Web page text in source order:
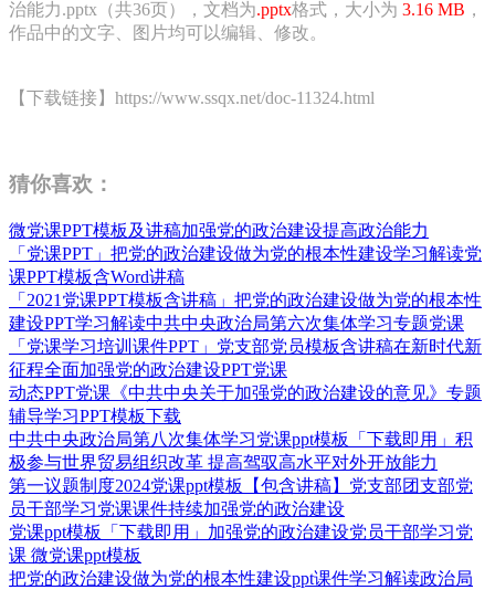
治能力.pptx（共36页），文档为.pptx格式，大小为 3.16 MB ，
作品中的文字、图片均可以编辑、修改。
【下载链接】https://www.ssqx.net/doc-11324.html
猜你喜欢：
微党课PPT模板及讲稿加强党的政治建设提高政治能力
「党课PPT」把党的政治建设做为党的根本性建设学习解读党
课PPT模板含Word讲稿
「2021党课PPT模板含讲稿」把党的政治建设做为党的根本性
建设PPT学习解读中共中央政治局第六次集体学习专题党课
「党课学习培训课件PPT」党支部党员模板含讲稿在新时代新
征程全面加强党的政治建设PPT党课
动态PPT党课《中共中央关于加强党的政治建设的意见》专题
辅导学习PPT模板下载
中共中央政治局第八次集体学习党课ppt模板「下载即用」积
极参与世界贸易组织改革 提高驾驭高水平对外开放能力
第一议题制度2024党课ppt模板【包含讲稿】党支部团支部党
员干部学习党课课件持续加强党的政治建设
党课ppt模板「下载即用」加强党的政治建设党员干部学习党
课 微党课ppt模板
把党的政治建设做为党的根本性建设ppt课件学习解读政治局